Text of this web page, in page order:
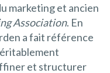
marketing et ancien
Association. En
a fait référence
et structurer